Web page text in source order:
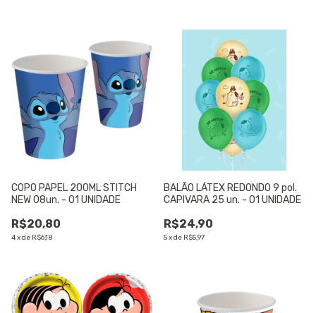
COPO PAPEL 200ML STITCH
NEW 08un. - 01 UNIDADE
R$20,80
4xde R$6,18
BALÃO LÁTEX REDONDO 9 pol.
CAPIVARA 25 un. - 01 UNIDADE
R$24,90
5xde R$5,97